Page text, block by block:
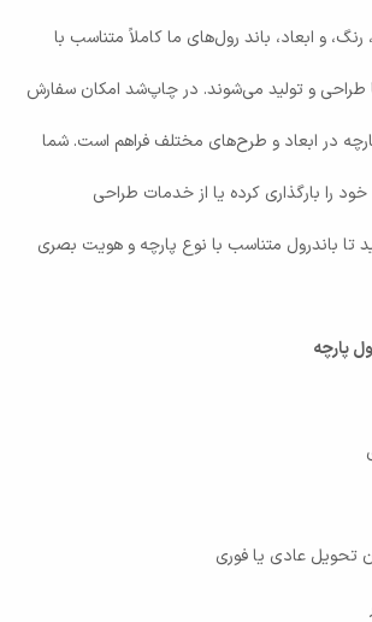
و ابعاد، باند رول‌های ما کاملاً متناسب با
طراحی و تولید می‌شوند. در چاپ‌شد امکان سفارش
در ابعاد و طرح‌های مختلف فراهم است. شما
را بارگذاری کرده یا از خدمات طراحی
تا باندرول متناسب با نوع پارچه و هویت بصری
پارچه
تحویل عادی یا فوری